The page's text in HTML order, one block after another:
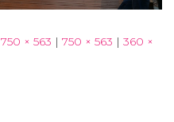
750 × 563 | 750 × 563 | 360 ×